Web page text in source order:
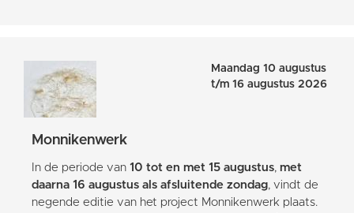
Maandag 10 augustus
t/m 16 augustus 2026
Monnikenwerk
In de periode van 10 tot en met 15 augustus, met
daarna 16 augustus als afsluitende zondag, vindt de
negende editie van het project Monnikenwerk plaats.